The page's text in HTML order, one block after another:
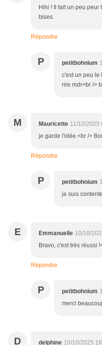
Hihi ! Il fait un peu peur
bises.
Répondre
P petitbohnium
c'est un peu le
rire mdr<br />
M Mauricette 11/10/2025
je garde l'idée.<br />
Répondre
P petitbohnium
je suis
E Emmanuelle 10/10/
Bravo, c'est très réussi
Répondre
P petitbohnium
merci
D delphine 10/10/2025